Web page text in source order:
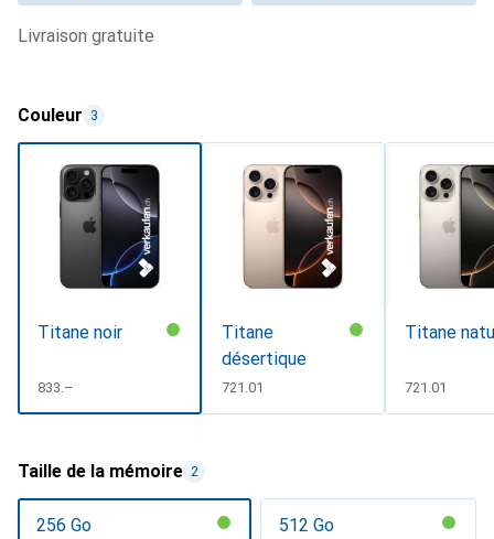
livraison gratuite
Couleur 3
Titane noir
CHF
833.–
Titane
désertique
CHF
721.01
Titane
CHF
721.01
Taille de la mémoire 2
256 Go 512 Go